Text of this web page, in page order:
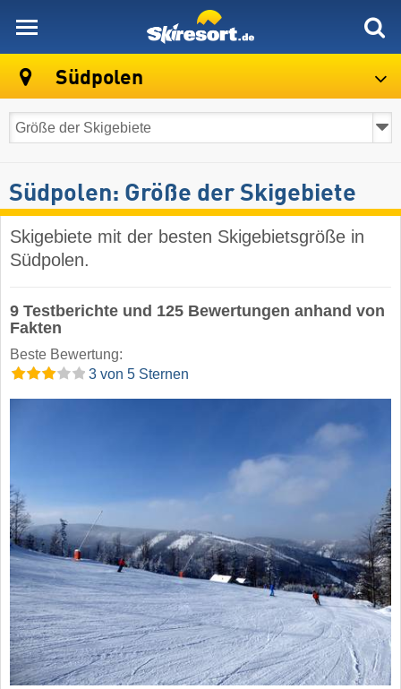
Südpolen
Südpolen: Größe der Skigebiete
Skigebiete mit der besten Skigebietsgröße in
Südpolen.
9 Testberichte und 125 Bewertungen anhand von
Fakten
Beste Bewertung:
3 von 5 Sternen